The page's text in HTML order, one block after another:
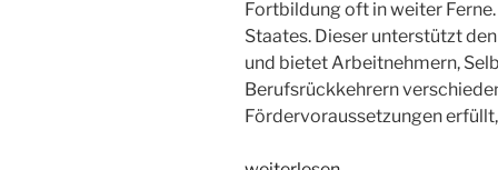
Fortbildung oft in weiter
Staates. Dieser unterstützt
und bietet Arbeitnehmern,
Berufsrückkehrern
Fördervoraussetzungen